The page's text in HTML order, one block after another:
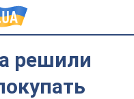
решили